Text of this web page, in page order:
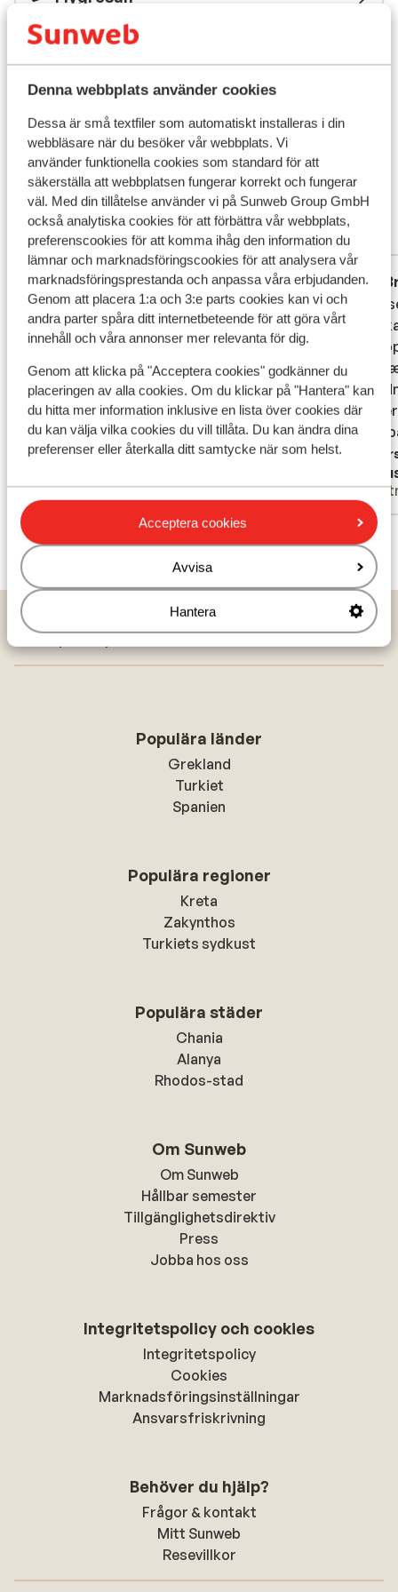
Denna webbplats använder cookies
Dessa är små textfiler som automatiskt installeras i din
webbläsare när du besöker vår webbplats. Vi
använder funktionella cookies som standard för att
säkerställa att webbplatsen fungerar korrekt och fungerar
väl. Med din tillåtelse använder vi på Sunweb Group GmbH
också analytiska cookies för att förbättra vår webbplats,
preferenscookies för att komma ihåg den information du
lämnar och marknadsföringscookies för att analysera vår
marknadsföringsprestanda och anpassa våra erbjudanden.
Genom att placera 1:a och 3:e parts cookies kan vi och
andra parter spåra ditt internetbeteende för att göra vårt
innehåll och våra annonser mer relevanta för dig.
Genom att klicka på "Acceptera cookies" godkänner du
placeringen av alla cookies. Om du klickar på "Hantera" kan
du hitta mer information inklusive en lista över cookies där
du kan välja vilka cookies du vill tillåta. Du kan ändra dina
preferenser eller återkalla ditt samtycke när som helst.
Acceptera cookies
Avvisa
Hantera
udde. Strandbar finns så klart för en iskall upplevelse
dagarna i ända och känna klittlet i magen precis innan
du plumsar i poolen i slutet. Lugnare pooler finns också
om du vill ha en dag utan stoj och stök. Inomhuspool,
hamam och bastu finns så du kan må bra på alla sätt.
Poolbaren serverar dig något läskande när du så
önskar. Mat & dryck Här finns ett stort utbud av
restauranger och barer som är redo att servera dig nya
smaker när matklockan ringer och alla tider
däremellan. Är det buffé eller á la carte som lockar för
dagen? Internationellt kök eller inhemska, spännande
specialiteter? Du behöver bara välja vad som passar
för dagen. Omgivningarna In till Kusadasi är det
Hållbarhetscertifierad
Vad våra gäster tycker
Det här är 100 % äkta kundrecensioner som verkligen
speglar deras upplevelser av vår produkt.
Mer om recensioner
7.6 Bra
18 omdömen
Mest bokad av familj
5.3 Genomsnittlig
6 juli 2026
De clubkamers zijn oud en vies. Er staan 3
bedbanken en een 2 persoonsbed, de
bedden zijn heel erg hard. Doucheputje
was gewoon smerig en de schoonmaak
was ook slecht, geen handdoeken enz
De clubkamers zijn oud en vies. Er staan 3
bedbanken en een 2 persoonsbed, de
bedden zijn heel erg hard. Doucheputje
was gewoon smerig en de schoonmaak
was ook slecht, geen handdoeken enz
Översätt till svenska
Familj
6.9
fyldt
hvor
efter
fyldt
hvor
efter
Visa alla 18 omdömen
Hem Kusadasi
Populära länder
Grekland
Turkiet
Spanien
Populära regioner
Kreta
Zakynthos
Turkiets sydkust
Populära städer
Chania
Alanya
Rhodos-stad
Om Sunweb
Om Sunweb
Hållbar semester
Tillgänglighetsdirektiv
Press
Jobba hos oss
Integritetspolicy och cookies
Integritetspolicy
Cookies
Marknadsföringsinställningar
Ansvarsfriskrivning
Behöver du hjälp?
Frågor & kontakt
Mitt Sunweb
Resevillkor